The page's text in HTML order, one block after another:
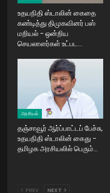
உதயநிதி ஸ்டாலின் கைதை
கண்டித்து திமுகவினர் பஸ்
மறியல் – ஒன்றிய
செயலாளர்கள் உட்பட…
அரசியல்
தஞ்சாவூர் ஆர்ப்பாட்டப் பேச்சு,
உதயநிதி ஸ்டாலின் கைது –
தமிழக அரசியலில் பெரும்…
PREV NEXT